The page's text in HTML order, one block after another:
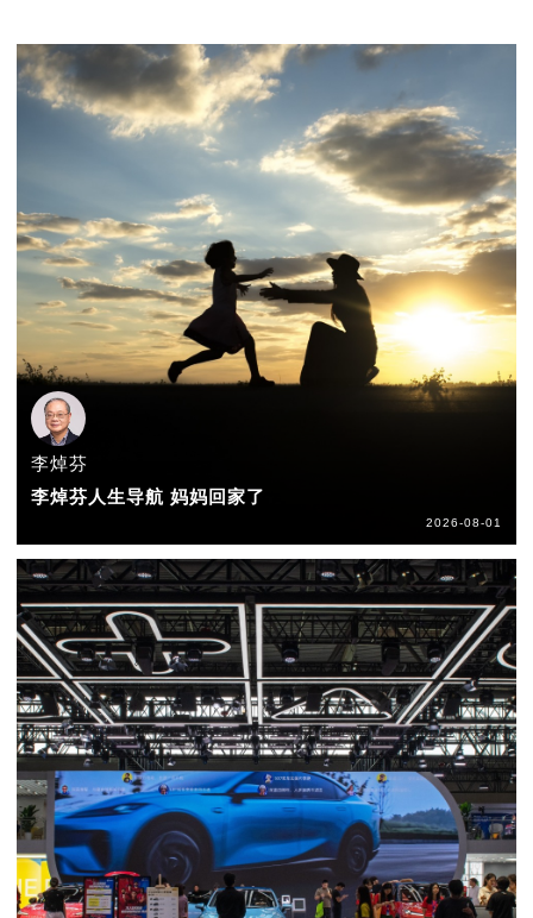
李焯芬
李焯芬人生导航 妈妈回家了
2026-08-01